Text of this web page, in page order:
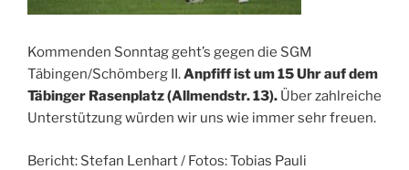
Kommenden Sonntag geht’s gegen die SGM
Täbingen/Schömberg II.Anpfiff ist um 15 Uhr auf dem
Täbinger Rasenplatz (Allmendstr. 13). Über zahlreiche
Unterstützung würden wir uns wie immer sehr freuen.
Bericht: Stefan Lenhart / Fotos: Tobias Pauli